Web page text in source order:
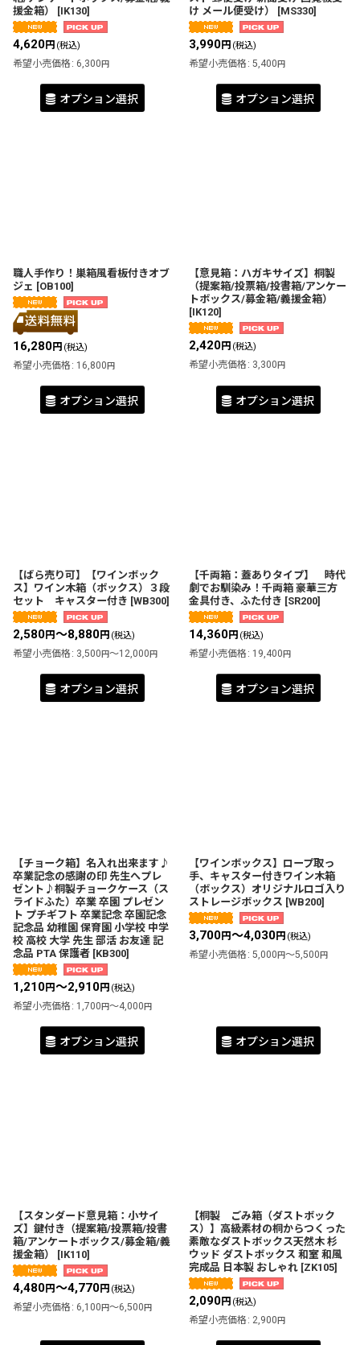
援金箱）
[IK130]
4,620円 (税込)
希望小売価格 : 6,300 円
オプション選択
け メール便受け）
[MS330]
3,990円 (税込)
希望小売価格 : 5,400 円
オプション選択
職人手作り！巣箱風看板付きオブ
ジェ [OB100]
16,280円 (税込)
希望小売価格 : 16,800 円
オプション選択
【意見箱：ハガキサイズ】桐製
（提案箱/投票箱/投書箱/アンケー
トボックス/募金箱/義援金箱）
[IK120]
2,420円 (税込)
希望小売価格 : 3,300 円
オプション選択
【ばら売り可】【ワインボック
ス】ワイン木箱（ボックス）３段
セット キャスター付き [WB300]
2,580円～8,880円 (税込)
希望小売価格 : 3,500 円～12,000 円
オプション選択
【千両箱：蓋ありタイプ】 時代
劇でお馴染み！千両箱 豪華三方
金具付き、ふた付き [SR200]
14,360円 (税込)
希望小売価格 : 19,400 円
オプション選択
【チョーク箱】名入れ出来ます♪
卒業記念の感謝の印 先生へプレ
ゼント♪桐製チョークケース（ス
ライドふた）卒業 卒園 プレゼン
ト プチギフト 卒業記念 卒園記念
記念品 幼稚園 保育園 小学校 中学
校 高校 大学 先生 部活 お友達 記
念品 PTA 保護者 [KB300]
1,210円～2,910円 (税込)
希望小売価格 : 1,700 円～4,000 円
オプション選択
【ワインボックス】ロープ取っ
手、キャスター付きワイン木箱
（ボックス）オリジナルロゴ入り
ストレージボックス [WB200]
3,700円～4,030円 (税込)
希望小売価格 : 5,000 円～5,500 円
オプション選択
【スタンダード意見箱：小サイ
ズ】鍵付き（提案箱/投票箱/投書
箱/アンケートボックス/募金箱/義
援金箱）
[IK110]
4,480円～4,770円 (税込)
希望小売価格 : 6,100 円～6,500 円
【桐製 ごみ箱（ダストボック
ス）】高級素材の桐からつくった
素敵なダストボックス天然木 杉
ウッド ダストボックス 和室 和風
完成品 日本製 おしゃれ [ZK105]
2,090円 (税込)
希望小売価格 : 2,900 円